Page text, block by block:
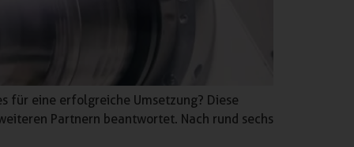
für eine erfolgreiche Umsetzung? Diese
Partnern beantwortet. Nach rund sechs